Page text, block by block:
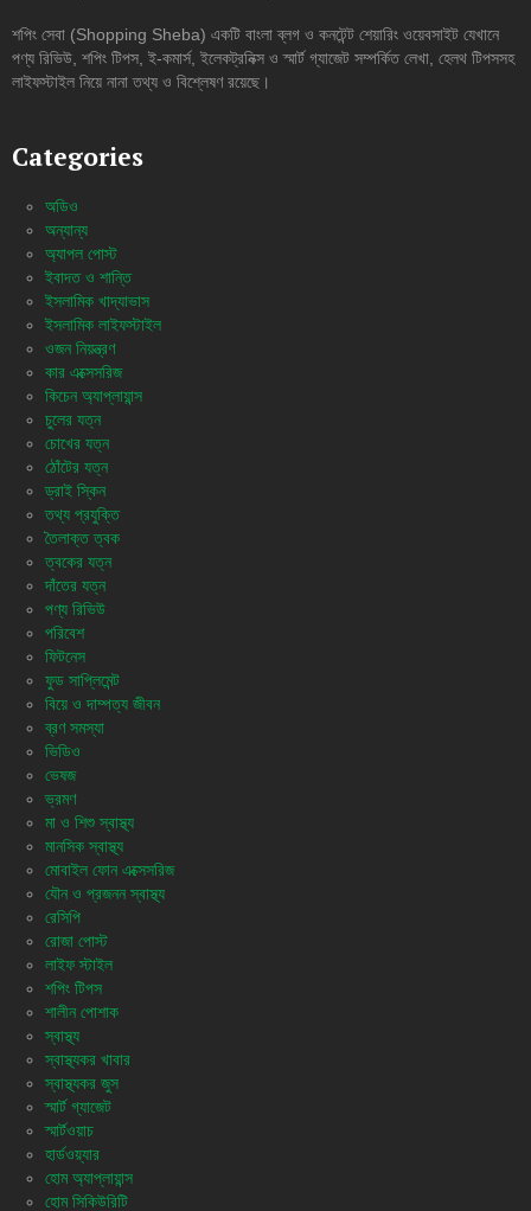
শপিং সেবা (Shopping Sheba) একটি বাংলা ব্লগ ও কনটেন্ট শেয়ারিং ওয়েবসাইট যেখানে
পণ্য রিভিউ, শপিং টিপস, ই-কমার্স, ইলেকট্রনিক্স ও স্মার্ট গ্যাজেট সম্পর্কিত লেখা, হেলথ টিপসসহ
লাইফস্টাইল নিয়ে নানা তথ্য ও বিশ্লেষণ রয়েছে।
Categories
অডিও
অন্যান্য
অ্যাপল পোস্ট
ইবাদত ও শান্তি
ইসলামিক খাদ্যাভাস
ইসলামিক লাইফস্টাইল
ওজন নিয়ন্ত্রণ
কার এক্সেসরিজ
কিচেন অ্যাপ্লায়ান্স
চুলের যত্ন
চোখের যত্ন
ঠোঁটের যত্ন
ড্রাই স্কিন
তথ্য প্রযুক্তি
তৈলাক্ত ত্বক
ত্বকের যত্ন
দাঁতের যত্ন
পণ্য রিভিউ
পরিবেশ
ফিটনেস
ফুড সাপ্লিমেন্ট
বিয়ে ও দাম্পত্য জীবন
ব্রণ সমস্যা
ভিডিও
ভেষজ
ভ্রমণ
মা ও শিশু স্বাস্থ্য
মানসিক স্বাস্থ্য
মোবাইল ফোন এক্সেসরিজ
যৌন ও প্রজনন স্বাস্থ্য
রেসিপি
রোজা পোস্ট
লাইফ স্টাইল
শপিং টিপস
শালীন পোশাক
স্বাস্থ্য
স্বাস্থ্যকর খাবার
স্বাস্থ্যকর জুস
স্মার্ট গ্যাজেট
স্মার্টওয়াচ
হার্ডওয়্যার
হোম অ্যাপ্লায়ান্স
হোম সিকিউরিটি